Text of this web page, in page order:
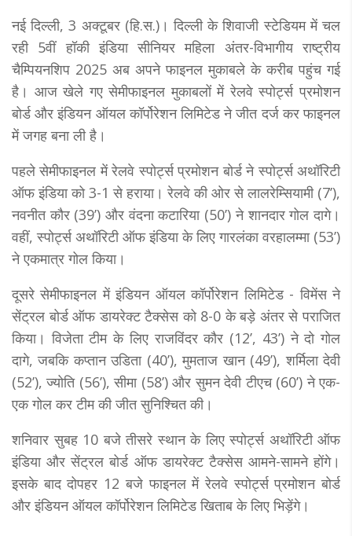
नई दिल्ली, 3 अक्टूबर (हि.स.)। दिल्ली के शिवाजी स्टेडियम में चल
रही 5वीं हॉकी इंडिया सीनियर महिला अंतर-विभागीय राष्ट्रीय
चैम्पियनशिप 2025 अब अपने फाइनल मुकाबले के करीब पहुंच गई
है। आज खेले गए सेमीफाइनल मुकाबलों में रेलवे स्पोर्ट्स प्रमोशन
बोर्ड और इंडियन ऑयल कॉर्पोरेशन लिमिटेड ने जीत दर्ज कर फाइनल
में जगह बना ली है।
पहले सेमीफाइनल में रेलवे स्पोर्ट्स प्रमोशन बोर्ड ने स्पोर्ट्स अथॉरिटी
ऑफ इंडिया को 3-1 से हराया। रेलवे की ओर से लालरेम्सियामी (7’),
नवनीत कौर (39’) और वंदना कटारिया (50’) ने शानदार गोल दागे।
वहीं, स्पोर्ट्स अथॉरिटी ऑफ इंडिया के लिए गारलंका वरहालम्मा (53’)
ने एकमात्र गोल किया।
दूसरे सेमीफाइनल में इंडियन ऑयल कॉर्पोरेशन लिमिटेड - विमेंस ने
सेंट्रल बोर्ड ऑफ डायरेक्ट टैक्सेस को 8-0 के बड़े अंतर से पराजित
किया। विजेता टीम के लिए राजविंदर कौर (12’, 43’) ने दो गोल
दागे, जबकि कप्तान उडिता (40’), मुमताज खान (49’), शर्मिला देवी
(52’), ज्योति (56’), सीमा (58’) और सुमन देवी टीएच (60’) ने एक-
एक गोल कर टीम की जीत सुनिश्चित की।
शनिवार सुबह 10 बजे तीसरे स्थान के लिए स्पोर्ट्स अथॉरिटी ऑफ
इंडिया और सेंट्रल बोर्ड ऑफ डायरेक्ट टैक्सेस आमने-सामने होंगे।
इसके बाद दोपहर 12 बजे फाइनल में रेलवे स्पोर्ट्स प्रमोशन बोर्ड
और इंडियन ऑयल कॉर्पोरेशन लिमिटेड खिताब के लिए भिड़ेंगे।